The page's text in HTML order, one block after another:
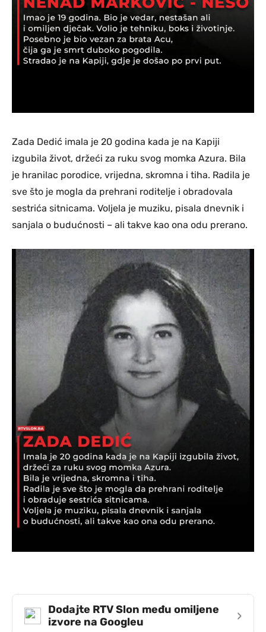
Zada Dedić imala je 20 godina kada je na Kapiji
izgubila život, držeći za ruku svog momka Azura. Bila
je hranilac porodice, vrijedna, skromna i tiha. Radila je
sve što je mogla da prehrani roditelje i obradovala
sestrića sitnicama. Voljela je muziku, pisala dnevnik i
sanjala o budućnosti – ali takve kao ona odu prerano.
Dodajte RTV Slon među omiljene
izvore na Googleu
›